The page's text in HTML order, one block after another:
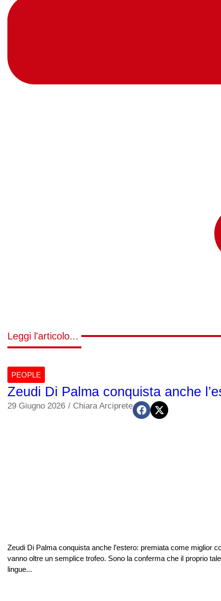
Leggi l'articolo...
PEOPLE
Zeudi Di Palma conquista anche
29 Giugno 2026 / Chiara Arciprete
Zeudi Di Palma conquista anche l’estero: premiata come miglior
vanno oltre un semplice trofeo. Sono la conferma che il proprio
lingue...